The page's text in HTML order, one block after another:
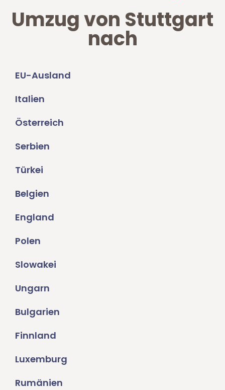
Umzug von Stuttgart
nach
EU-Ausland
Italien
Österreich
Serbien
Türkei
Belgien
England
Polen
Slowakei
Ungarn
Bulgarien
Finnland
Luxemburg
Rumänien